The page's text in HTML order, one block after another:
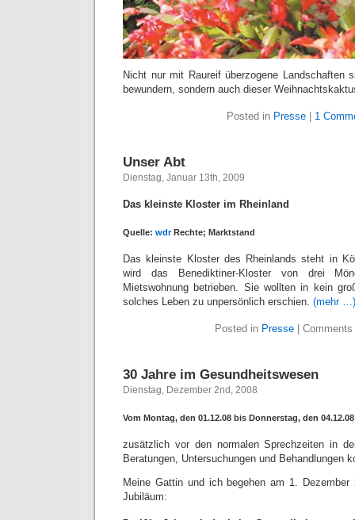
Nicht nur mit Raureif überzogene Landschaften
bewundern, sondern auch dieser
Posted in Presse| 1
Unser Abt
Dienstag, Januar 13th, 2009
Das kleinste Kloster im Rheinland
Quelle: wdrRechte; Marktstand
Das kleinste Kloster des Rheinlands steht in
wird das Benediktiner-Kloster von drei
Mietswohnung betrieben. Sie wollten in kein
solches Leben zu unpersönlich erschien. (mehr …)
Posted in Presse Comments
30 Jahre im Gesundheitswesen
Dienstag, Dezember 2nd, 2008
Vom Montag, den 01.12.08 bis Donnerstag, den 04.12.08
zusätzlich vor den normalen Sprechzeiten in
Beratungen, Untersuchungen und Behandlungen
Meine Gattin und ich begehen am 1.
Jubiläum: